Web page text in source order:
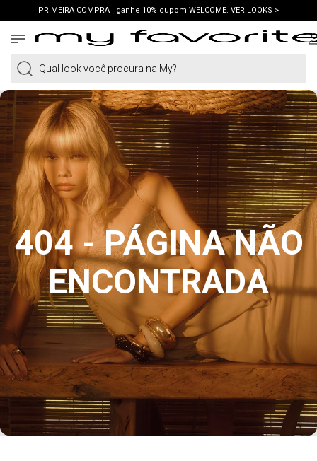
PRIMEIRA COMPRA | ganhe 10% cupom WELCOME. VER LOOKS >
FRETE GRÁTIS | em compras a partir de R$419. AMEI >
Qual look você procura na My?
404 - PÁGINA NÃO
ENCONTRADA